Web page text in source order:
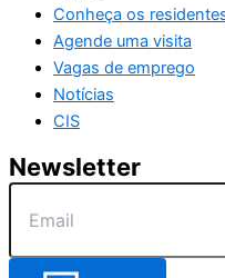
Conheça os
Agende uma visita
Vagas de emprego
Notícias
CIS
Newsletter